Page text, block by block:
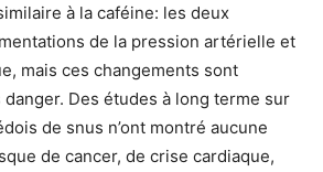
à la caféine: les deux
de la pression artérielle et
mais ces changements sont
Des études à long terme sur
de snus n’ont montré aucune
de cancer, de crise cardiaque,